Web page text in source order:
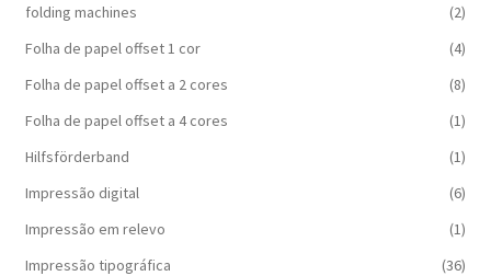
folding machines
(2)
Folha de papel offset 1 cor
(4)
Folha de papel offset a 2 cores
(8)
Folha de papel offset a 4 cores
(1)
Hilfsförderband
(1)
Impressão digital
(6)
Impressão em relevo
(1)
Impressão tipográfica
(36)